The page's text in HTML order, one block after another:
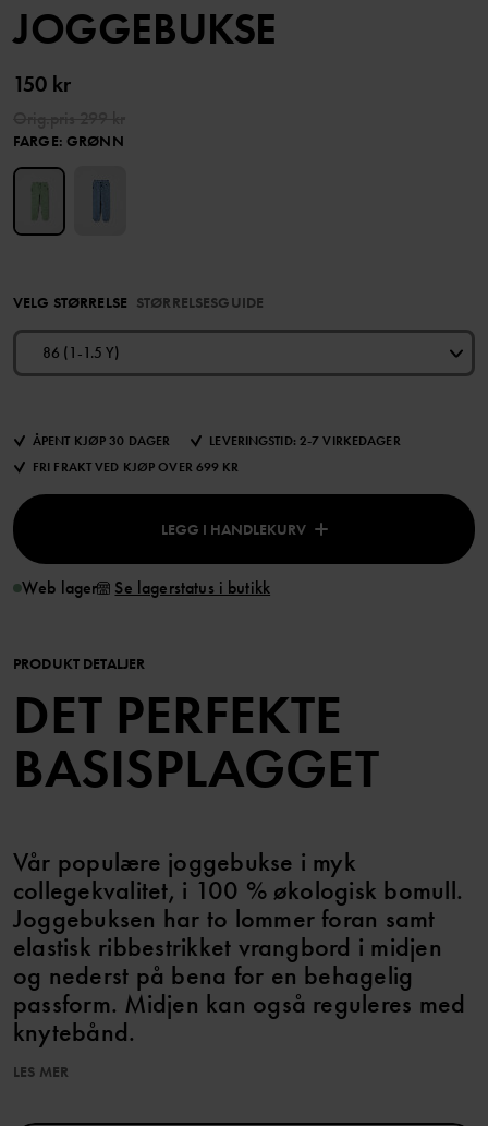
JOGGEBUKSE
150 kr
FARGE: GRØNN
VELG STØRRELSE STØRRELSESGUIDE
86 (1-1.5 Y)
ÅPENT KJØP 30 DAGER
LEVERINGSTID: 2-7 VIRKEDAGER
FRI FRAKT VED KJØP OVER 699 KR
LEGG I HANDLEKURV
Web lager Se lagerstatus i butikk
PRODUKT DETALJER
DET PERFEKTE
BASISPLAGGET
Vår populære joggebukse i myk
collegekvalitet, i 100 % økologisk bomull.
Joggebuksen har to lommer foran samt
elastisk ribbestrikket vrangbord i midjen
og nederst på bena for en behagelig
passform. Midjen kan også reguleres med
knytebånd.
LES MER